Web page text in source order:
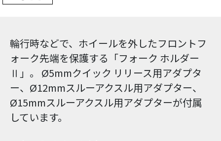
輪行時などで、ホイールを外したフロントフ
ォーク先端を保護する「フォーク ホルダー
Ⅱ」。 Ø5mmクイック リリース用アダプタ
ー、Ø12mmスルーアクスル用アダプター、
Ø15mmスルーアクスル用アダプターが付属
しています。